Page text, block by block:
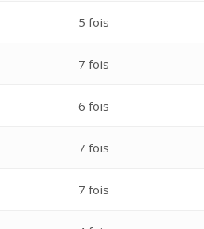
5 fois
7 fois
6 fois
7 fois
7 fois